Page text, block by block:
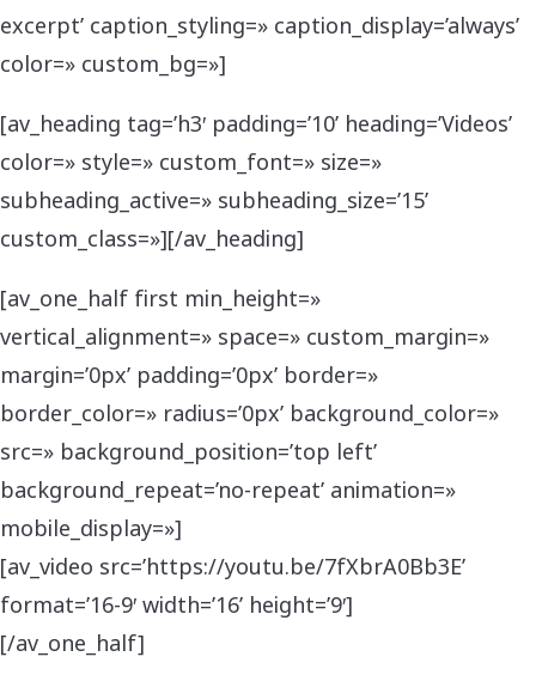
excerpt’ caption_styling=» caption_display=’always’
color=» custom_bg=»]
[av_heading tag=’h3′ padding=’10’ heading=’Videos’
color=» style=» custom_font=» size=»
subheading_active=» subheading_size=’15’
custom_class=»][/av_heading]
[av_one_half first min_height=»
vertical_alignment=» space=» custom_margin=»
margin=’0px’ padding=’0px’ border=»
border_color=» radius=’0px’ background_color=»
src=» background_position=’top left’
background_repeat=’no-repeat’ animation=»
mobile_display=»]
[av_video src=’https://youtu.be/7fXbrA0Bb3E’
format=’16-9′ width=’16’ height=’9′]
[/av_one_half]